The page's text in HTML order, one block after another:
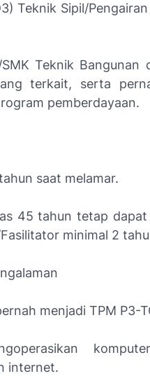
Teknik Sipil/
SMK Teknik
terkait, serta
pemberdayaan.
saat melamar.
45 tahun tetap
minimal 2
menjadi TPM P3-
internet.